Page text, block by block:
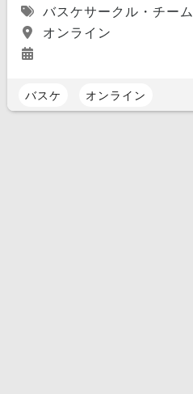
バスケサークル・チーム
オンライン
バスケ オンライン